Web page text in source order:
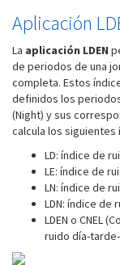
Aplicación
La aplicación LDEN
de periodos de una
completa. Estos
definidos los
(Night) y sus
calcula los siguientes
LD: índice de
LE: índice de
LN: índice de
LDN: índice de
LDEN o CNEL
ruido día-